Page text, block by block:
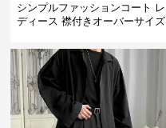
シンプルファッションコート レ
ディース 襟付きオーバーサイズ